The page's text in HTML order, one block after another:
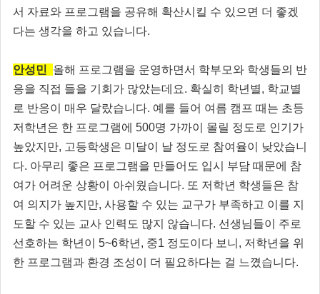
서 자료와 프로그램을 공유해 확산시킬 수 있으면 더 좋겠
다는 생각을 하고 있습니다.
안성민 올해 프로그램을 운영하면서 학부모와 학생들의 반
응을 직접 들을 기회가 많았는데요. 확실히 학년별, 학교별
로 반응이 매우 달랐습니다. 예를 들어 여름 캠프 때는 초등
저학년은 한 프로그램에 500명 가까이 몰릴 정도로 인기가
높았지만, 고등학생은 미달이 날 정도로 참여율이 낮았습니
다. 아무리 좋은 프로그램을 만들어도 입시 부담 때문에 참
여가 어려운 상황이 아쉬웠습니다. 또 저학년 학생들은 참
여 의지가 높지만, 사용할 수 있는 교구가 부족하고 이를 지
도할 수 있는 교사 인력도 많지 않습니다. 선생님들이 주로
선호하는 학년이 5~6학년, 중1 정도이다 보니, 저학년을 위
한 프로그램과 환경 조성이 더 필요하다는 걸 느꼈습니다.